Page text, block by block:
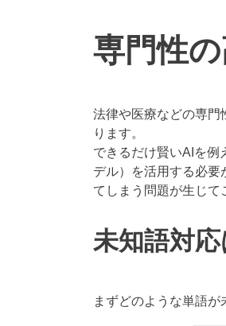
専門性
法律や医療などの専門
ります。
できるだけ賢いAIを例
デル）を活用する必要
てしまう問題が生じて
未知語対
まずどのような単語が